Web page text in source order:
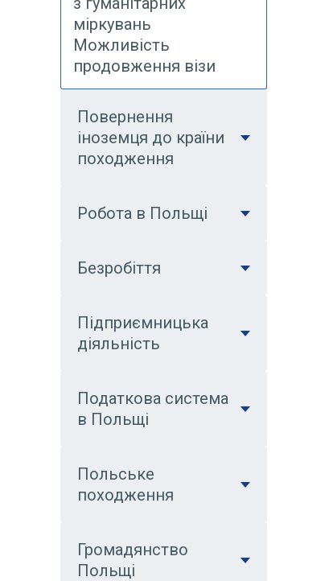
міркувань
Можливість
продовження візи
Повернення
іноземця до країни
походження
Робота в Польщі
Безробіття
Підприємницька
діяльність
Податкова система
в Польщі
Польське
походження
Громадянство
Польщі